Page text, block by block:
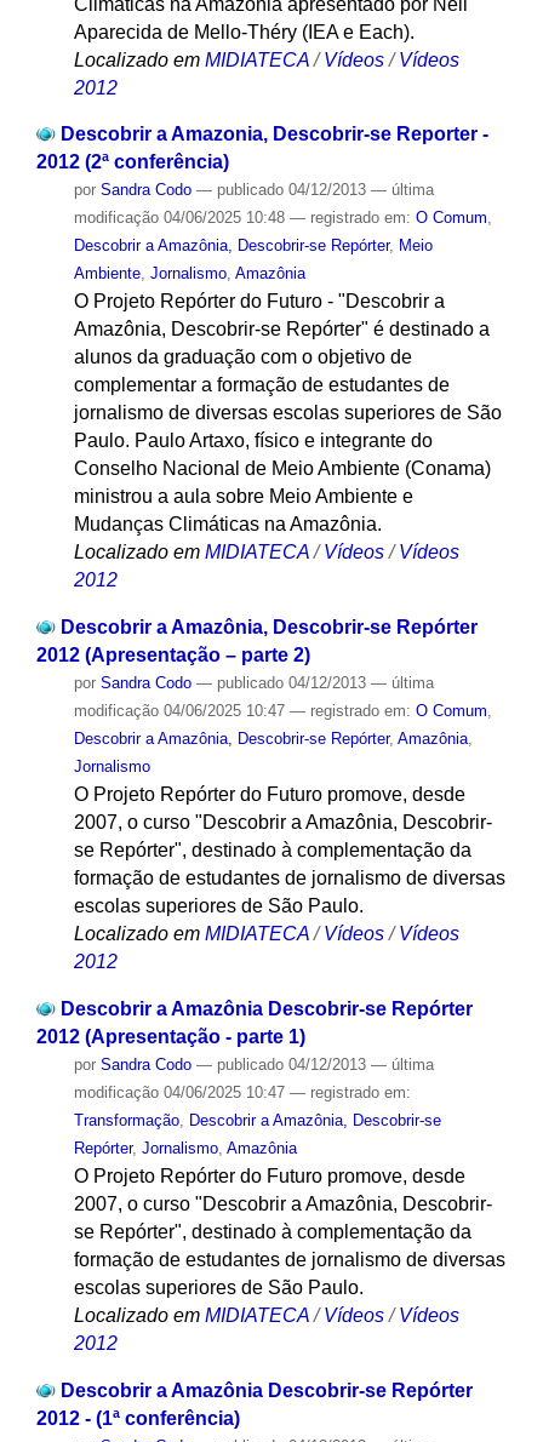
Aparecida de Mello-Théry (IEA e Each).
Localizado em MIDIATECA /Vídeos /Vídeos
2012
Descobrir a Amazonia, Descobrir-se Reporter -
2012 (2ª conferência)
por Sandra Codo — publicado04/12/2013 — última
modificação04/06/2025 10:48 — registrado em: O Comum,
Descobrir a Amazônia, Descobrir-se Repórter, Meio
Ambiente, Jornalismo, Amazônia
O Projeto Repórter do Futuro - "Descobrir a
Amazônia, Descobrir-se Repórter" é destinado a
alunos da graduação com o objetivo de
complementar a formação de estudantes de
jornalismo de diversas escolas superiores de São
Paulo. Paulo Artaxo, físico e integrante do
Conselho Nacional de Meio Ambiente (Conama)
ministrou a aula sobre Meio Ambiente e
Mudanças Climáticas na Amazônia.
Localizado em MIDIATECA / Vídeos / Vídeos
2012
Descobrir a Amazônia, Descobrir-se Repórter
2012 (Apresentação – parte 2)
por Sandra Codo — publicado04/12/2013 — última
modificação04/06/2025 10:47 — registrado em: O Comum,
Descobrir a Amazônia, Descobrir-se Repórter, Amazônia,
Jornalismo
O Projeto Repórter do Futuro promove, desde
2007, o curso "Descobrir a Amazônia, Descobrir-
se Repórter", destinado à complementação da
formação de estudantes de jornalismo de diversas
escolas superiores de São Paulo.
Localizado em MIDIATECA /Vídeos /Vídeos
2012
Descobrir a Amazônia Descobrir-se Repórter
2012 (Apresentação - parte 1)
por Sandra Codo — publicado04/12/2013 — última
modificação04/06/2025 10:47 — registrado em:
Transformação,
Descobrir a Amazônia, Descobrir-se
Repórter, Jornalismo, Amazônia
O Projeto Repórter do Futuro promove, desde
2007, o curso "Descobrir a Amazônia, Descobrir-
se Repórter", destinado à complementação da
formação de estudantes de jornalismo de diversas
escolas superiores de São Paulo.
Localizado em MIDIATECA /Vídeos /Vídeos
2012
Descobrir a Amazônia Descobrir-se Repórter
2012 - (1ª conferência)